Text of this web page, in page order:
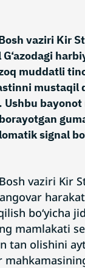
vaziri Kir
muddatli
mustaqil
signal
vaziri Kir
bo‘yicha
mamlakati
tan olishini